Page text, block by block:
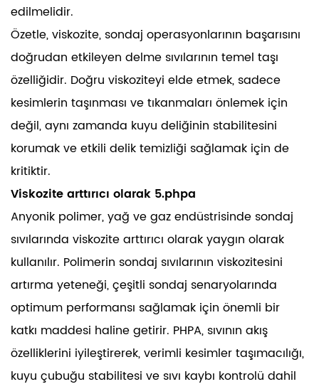
edilmelidir.
Özetle, viskozite, sondaj operasyonlarının başarısını
doğrudan etkileyen delme sıvılarının temel taşı
özelliğidir. Doğru viskoziteyi elde etmek, sadece
kesimlerin taşınması ve tıkanmaları önlemek için
değil, aynı zamanda kuyu deliğinin stabilitesini
korumak ve etkili delik temizliği sağlamak için de
kritiktir.
Viskozite arttırıcı olarak 5.phpa
Anyonik polimer, yağ ve gaz endüstrisinde sondaj
sıvılarında viskozite arttırıcı olarak yaygın olarak
kullanılır. Polimerin sondaj sıvılarının viskozitesini
artırma yeteneği, çeşitli sondaj senaryolarında
optimum performansı sağlamak için önemli bir
katkı maddesi haline getirir. PHPA, sıvının akış
özelliklerini iyileştirerek, verimli kesimler taşımacılığı,
kuyu çubuğu stabilitesi ve sıvı kaybı kontrolü dahil